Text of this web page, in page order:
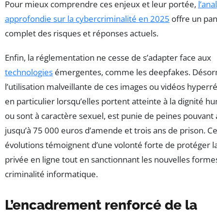
Pour mieux comprendre ces enjeux et leur portée,
approfondie sur la cybercriminalité en 2025 offre un
complet des risques et réponses actuels.
Enfin, la réglementation ne cesse de s’adapter face aux
technologies émergentes, comme les deepfakes.
l’utilisation malveillante de ces images ou vidéos
en particulier lorsqu’elles portent atteinte à la dignité
ou sont à caractère sexuel, est punie de peines pouvant
jusqu’à 75 000 euros d’amende et trois ans de prison.
évolutions témoignent d’une volonté forte de protéger
privée en ligne tout en sanctionnant les nouvelles
criminalité informatique.
L’encadrement renforcé de la